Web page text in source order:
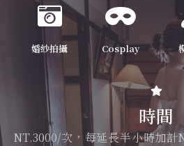
婚紗拍攝 Cosplay
時間
NT.3000/次，每延長半小時加計